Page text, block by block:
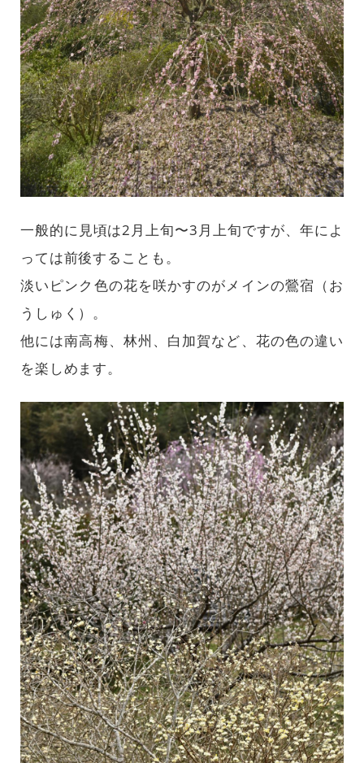
一般的に見頃は2月上旬〜3月上旬ですが、年によ
っては前後することも。
淡いピンク色の花を咲かすのがメインの鶯宿（お
うしゅく）。
他には南高梅、林州、白加賀など、花の色の違い
を楽しめます。